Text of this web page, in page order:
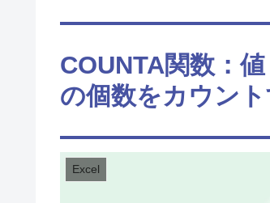
COUNTA関数：
の個数をカウント
Excel